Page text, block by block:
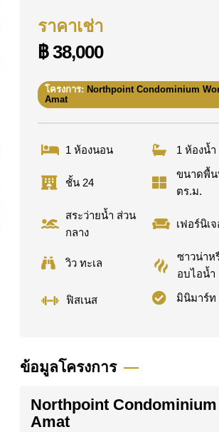
ราคาเช่า
฿ 38,000
โครงการ: Northpoint Condominium
Amat
1 ห้องนอน 1 ห้องน้ำ
ชั้น 24
ขนาดพื้น
ตร.ม.
สระว่ายน้ำ ส่วน
กลาง
เฟอร์นิเ
วิว ทะเล
ซาวน่าห
อบไอน้ำ
ฟิสเนส มินิมาร์ท
ข้อมูลโครงการ
Northpoint
Amat